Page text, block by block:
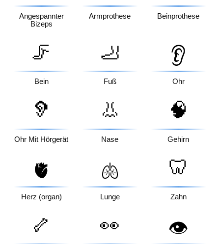
Angespannter
Bizeps
Armprothese Beinprothese
🦵
Bein
🦶
Fuß
👂
Ohr
🦻
Ohr Mit Hörgerät
👃
Nase
🧠
Gehirn
🫀
Herz (organ)
🫁
Lunge
🦷
Zahn
🦴 👀 👁️